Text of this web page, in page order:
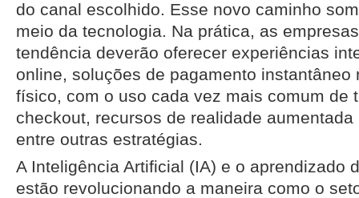
do canal escolhido. Esse novo caminho
meio da tecnologia. Na prática, as
tendência deverão oferecer experiências
online, soluções de pagamento instantâneo
físico, com o uso cada vez mais comum de
checkout, recursos de realidade
entre outras estratégias.
A Inteligência Artificial (IA) e o aprendizado
estão revolucionando a maneira como o